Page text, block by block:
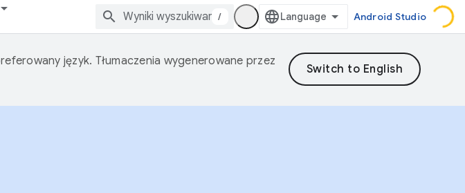
/ Android Studio
język. Tłumaczenia wygenerowane przez